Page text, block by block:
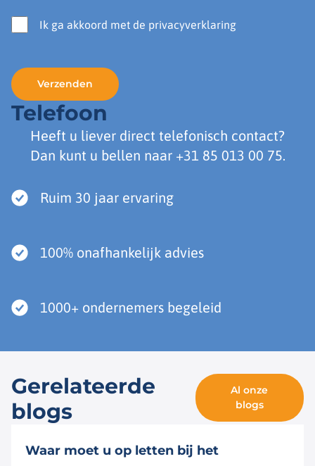
Ik ga akkoord met de privacyverklaring
Telefoon
Heeft u liever direct telefonisch contact?
Dan kunt u bellen naar +31 85 013 00 75.
Ruim 30 jaar ervaring
100% onafhankelijk advies
1000+ ondernemers begeleid
Gerelateerde
blogs
Al onze
blogs
Waar moet u op letten bij het